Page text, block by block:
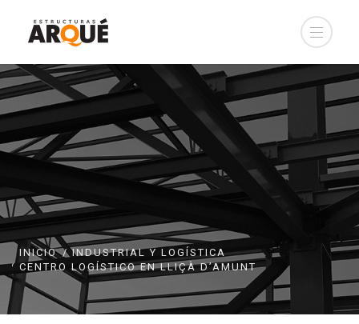
INICIO
INDUSTRIAL Y LOGÍSTICA
CENTRO LOGÍSTICO EN LLIÇÀ D’AMUNT